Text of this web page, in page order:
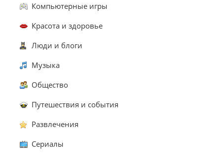
Компьютерные игры
Красота и здоровье
Люди и блоги
Музыка
Общество
Путешествия и события
Развлечения
Сериалы